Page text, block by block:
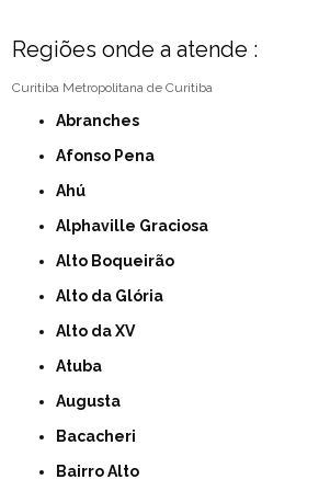
Regiões onde a atende :
Curitiba Metropolitana de Curitiba
Abranches
Afonso Pena
Ahú
Alphaville Graciosa
Alto Boqueirão
Alto da Glória
Alto da XV
Atuba
Augusta
Bacacheri
Bairro Alto